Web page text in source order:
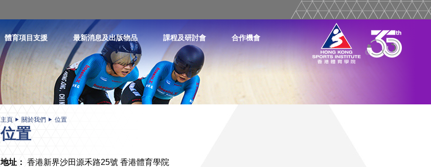
體育項目支援 最新消息及出版物品 課程及研討會 合作機會
主頁 關於我們 位置
位置
地址： 香港新界沙田源禾路25號 香港體育學院